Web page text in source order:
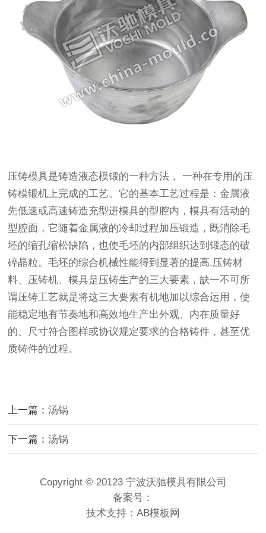
压铸模具是铸造液态模锻的一种方法， 一种在专用的压
铸模锻机上完成的工艺。它的基本工艺过程是：金属液
先低速或高速铸造充型进模具的型腔内，模具有活动的
型腔面，它随着金属液的冷却过程加压锻造，既消除毛
坯的缩孔缩松缺陷，也使毛坯的内部组织达到锻态的破
碎晶粒。毛坯的综合机械性能得到显著的提高,压铸材
料、压铸机、模具是压铸生产的三大要素，缺一不可所
谓压铸工艺就是将这三大要素有机地加以综合运用，使
能稳定地有节奏地和高效地生产出外观、内在质量好
的、尺寸符合图样或协议规定要求的合格铸件，甚至优
质铸件的过程。
上一篇：汤锅
下一篇：汤锅
Copyright © 20123 宁波沃驰模具有限公司
备案号：
技术支持： AB模板网